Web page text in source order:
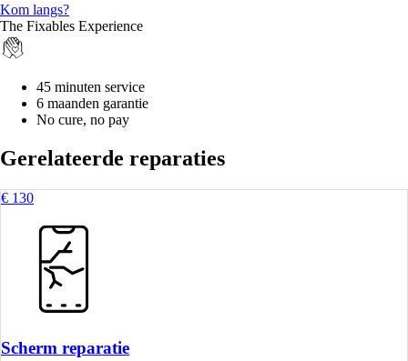
Kom langs?
The Fixables Experience
45 minuten service
6 maanden garantie
No cure, no pay
Gerelateerde reparaties
€ 130
Scherm reparatie